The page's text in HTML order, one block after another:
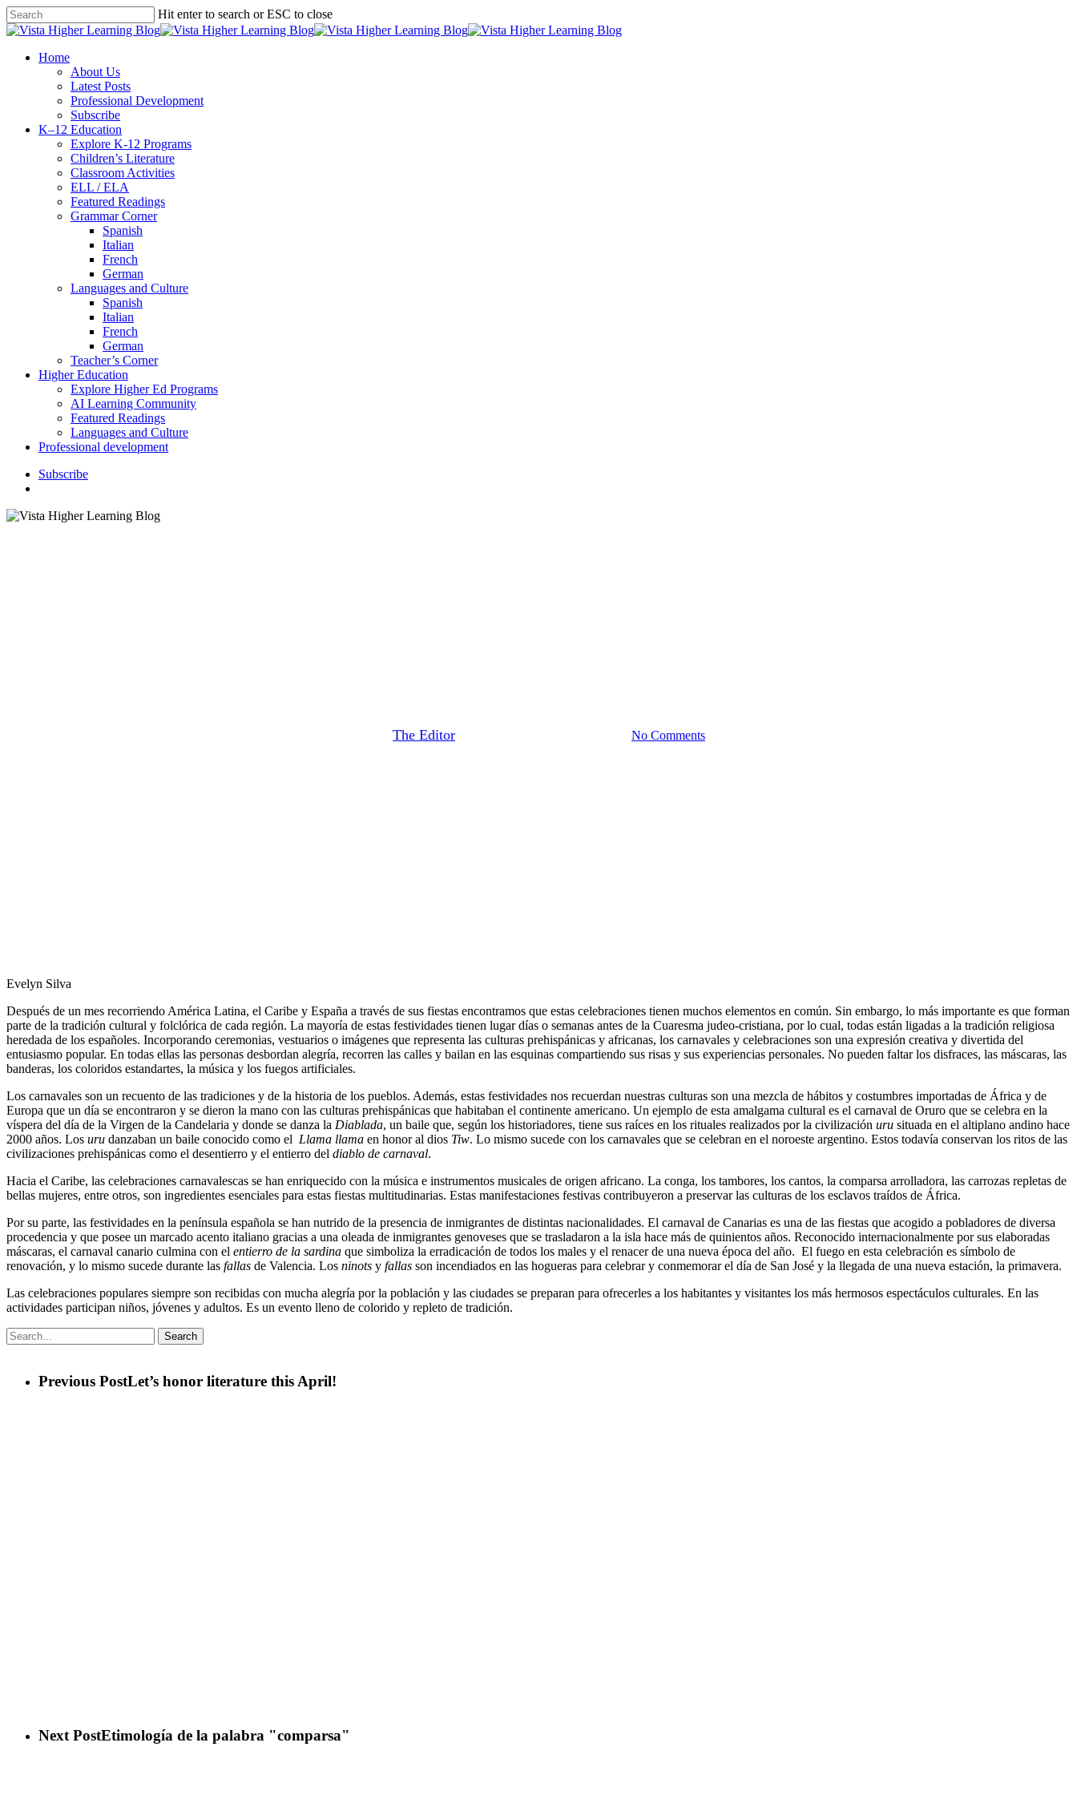
Skip
to
content
Hit enter to search or ESC to close
Close
search
Menu
Home
About Us
Latest Posts
Professional Development
Subscribe
K–12 Education
Explore K-12 Programs
Children’s Literature
Classroom Activities
ELL / ELA
Featured Readings
Grammar Corner
Spanish
Italian
French
German
Languages and Culture
Spanish
Italian
French
German
Teacher’s Corner
Higher Education
Explore Higher Ed Programs
AI Learning Community
Featured Readings
Languages and Culture
Professional development
Subscribe
The Editor No Comments
Evelyn Silva
Después de un mes recorriendo América Latina, el Caribe y España a través de sus fiestas encontramos que estas celebraciones tienen muchos elementos en común. Sin embargo, lo más importante es que forman
parte de la tradición cultural y folclórica de cada región. La mayoría de estas festividades tienen lugar días o semanas antes de la Cuaresma judeo-cristiana, por lo cual, todas están ligadas a la tradición religiosa
heredada de los españoles. Incorporando ceremonias, vestuarios o imágenes que representa las culturas prehispánicas y africanas, los carnavales y celebraciones son una expresión creativa y divertida del
entusiasmo popular. En todas ellas las personas desbordan alegría, recorren las calles y bailan en las esquinas compartiendo sus risas y sus experiencias personales. No pueden faltar los disfraces, las máscaras, las
banderas, los coloridos estandartes, la música y los fuegos artificiales.
Los carnavales son un recuento de las tradiciones y de la historia de los pueblos. Además, estas festividades nos recuerdan nuestras culturas son una mezcla de hábitos y costumbres importadas de África y de
Europa que un día se encontraron y se dieron la mano con las culturas prehispánicas que habitaban el continente americano. Un ejemplo de esta amalgama cultural es el carnaval de Oruro que se celebra en la
víspera del día de la Virgen de la Candelaria y donde se danza la Diablada, un baile que, según los historiadores, tiene sus raíces en los rituales realizados por la civilización uru situada en el altiplano andino hace
2000 años. Los uru danzaban un baile conocido como el Llama llama en honor al dios Tiw. Lo mismo sucede con los carnavales que se celebran en el noroeste argentino. Estos todavía conservan los ritos de las
civilizaciones prehispánicas como el desentierro y el entierro del diablo de carnaval.
Hacia el Caribe, las celebraciones carnavalescas se han enriquecido con la música e instrumentos musicales de origen africano. La conga, los tambores, los cantos, la comparsa arrolladora, las carrozas repletas de
bellas mujeres, entre otros, son ingredientes esenciales para estas fiestas multitudinarias. Estas manifestaciones festivas contribuyeron a preservar las culturas de los esclavos traídos de África.
Por su parte, las festividades en la península española se han nutrido de la presencia de inmigrantes de distintas nacionalidades. El carnaval de Canarias es una de las fiestas que acogido a pobladores de diversa
procedencia y que posee un marcado acento italiano gracias a una oleada de inmigrantes genoveses que se trasladaron a la isla hace más de quinientos años. Reconocido internacionalmente por sus elaboradas
máscaras, el carnaval canario culmina con el entierro de la sardina que simboliza la erradicación de todos los males y el renacer de una nueva época del año. El fuego en esta celebración es símbolo de
renovación, y lo mismo sucede durante las fallas de Valencia. Los ninots y fallas son incendiados en las hogueras para celebrar y conmemorar el día de San José y la llegada de una nueva estación, la primavera.
Las celebraciones populares siempre son recibidas con mucha alegría por la población y las ciudades se preparan para ofrecerles a los habitantes y visitantes los más hermosos espectáculos culturales. En las
actividades participan niños, jóvenes y adultos. Es un evento lleno de colorido y repleto de tradición.
Search
Previous PostLet’s honor literature this April!
Next PostEtimología de la palabra "comparsa"